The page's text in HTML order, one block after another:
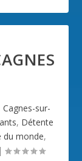
Cagnes-sur-
, Détente
du monde,
|